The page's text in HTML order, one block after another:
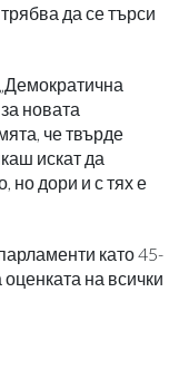
да се търси
новата
че твърде
искат да
но дори и с тях е
като 45-
на всички